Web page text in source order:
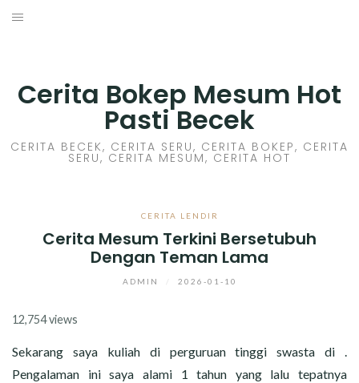
Skip
Cerita Bokep Mesum Hot
Pasti Becek
CERITA BECEK, CERITA SERU, CERITA BOKEP, CERITA
SERU, CERITA MESUM, CERITA HOT
CERITA LENDIR
Cerita Mesum Terkini Bersetubuh
Dengan Teman Lama
ADMIN 2026-01-10
12,754 views
Sekarang saya kuliah di perguruan tinggi swasta di .
Pengalaman ini saya alami 1 tahun yang lalu tepatnya
CERITA SEX HOT
CERITA SKANDAL
CERITA BASAH
CERITA MALAM